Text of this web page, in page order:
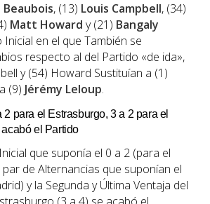
, (13) Louis Campbell, (34)
Matt Howard y (21) Bangaly
Inicial en el que También se
respecto al del Partido «de ida»,
y (54) Howard Sustituían a (1)
(9) Jérémy Leloup.
2 para el Estrasburgo, 3 a 2 para el
el Partido
Inicial que suponía el 0 a 2 (para el
par de Alternancias que suponían el
y la Segunda y Última Ventaja del